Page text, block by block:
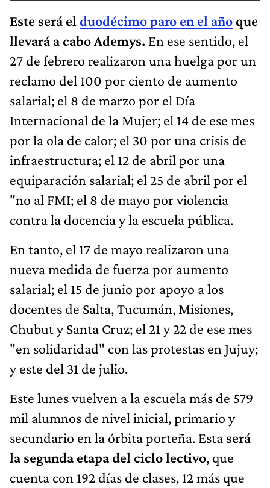
Este será el duodécimo paro en el año que
llevará a cabo Ademys. En ese sentido, el
27 de febrero realizaron una huelga por un
reclamo del 100 por ciento de aumento
salarial; el 8 de marzo por el Día
Internacional de la Mujer; el 14 de ese mes
por la ola de calor; el 30 por una crisis de
infraestructura; el 12 de abril por una
equiparación salarial; el 25 de abril por el
"no al FMI; el 8 de mayo por violencia
contra la docencia y la escuela pública.
En tanto, el 17 de mayo realizaron una
nueva medida de fuerza por aumento
salarial; el 15 de junio por apoyo a los
docentes de Salta, Tucumán, Misiones,
Chubut y Santa Cruz; el 21 y 22 de ese mes
"en solidaridad" con las protestas en Jujuy;
y este del 31 de julio.
Este lunes vuelven a la escuela más de 579
mil alumnos de nivel inicial, primario y
secundario en la órbita porteña. Esta será
la segunda etapa del ciclo lectivo, que
cuenta con 192 días de clases, 12 más que